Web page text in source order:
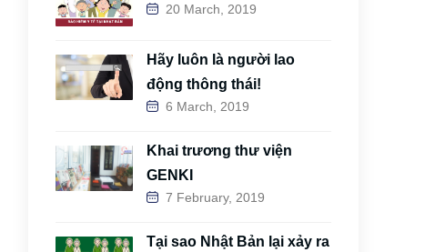
20 March, 2019
Hãy luôn là người lao
động thông thái!
6 March, 2019
Khai trương thư viện
GENKI
7 February, 2019
Tại sao Nhật Bản lại xảy ra